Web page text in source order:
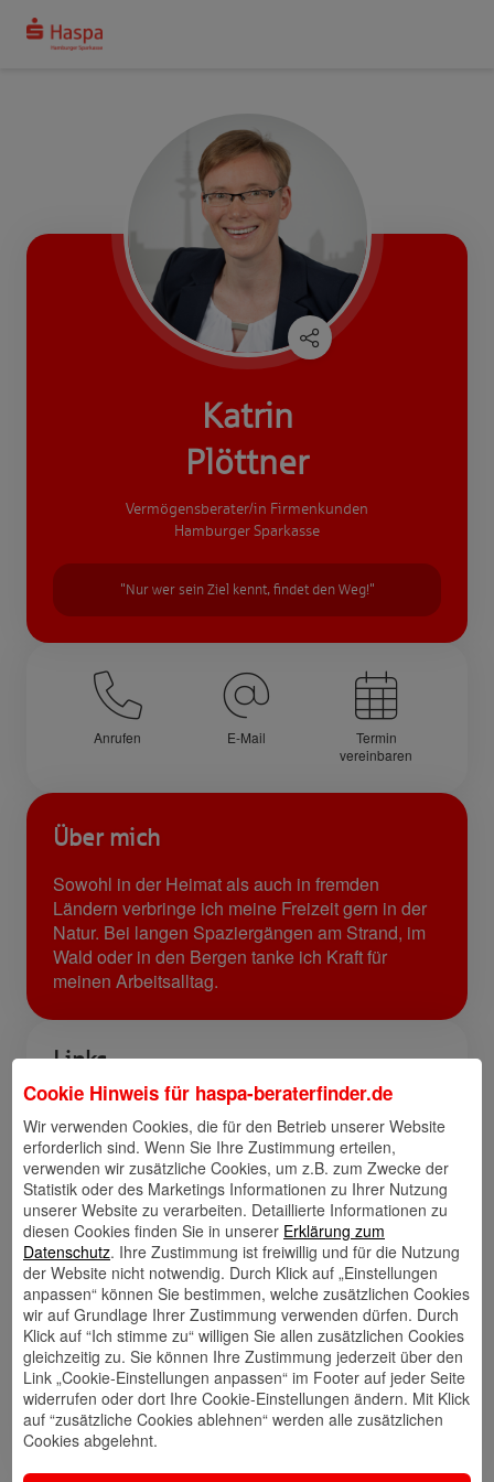
Katrin
Plöttner
Vermögensberater/in Firmenkunden
Hamburger Sparkasse
"Nur wer sein Ziel kennt, findet den Weg!"
Anrufen E-Mail
Termin
vereinbaren
Über mich
Sowohl in der Heimat als auch in fremden
Ländern verbringe ich meine Freizeit gern in der
Natur. Bei langen Spaziergängen am Strand, im
Wald oder in den Bergen tanke ich Kraft für
meinen Arbeitsalltag.
Links
Kontakt
speichern
Walletkarte
hinzufügen
Rückrufwunsch
Website
🎊 Haspa-
Veranstaltungen
🎯 Service-
Center
🎁 Kunden
werben
Kunden
Cookie Hinweis für haspa-beraterfinder.de
Wir verwenden Cookies, die für den Betrieb unserer Website
erforderlich sind. Wenn Sie Ihre Zustimmung erteilen,
verwenden wir zusätzliche Cookies, um z.B. zum Zwecke der
Statistik oder des Marketings Informationen zu Ihrer Nutzung
unserer Website zu verarbeiten. Detaillierte Informationen zu
diesen Cookies finden Sie in unserer Erklärung zum
Datenschutz. Ihre Zustimmung ist freiwillig und für die Nutzung
der Website nicht notwendig. Durch Klick auf „Einstellungen
anpassen“ können Sie bestimmen, welche zusätzlichen Cookies
wir auf Grundlage Ihrer Zustimmung verwenden dürfen. Durch
Klick auf “Ich stimme zu“ willigen Sie allen zusätzlichen Cookies
gleichzeitig zu. Sie können Ihre Zustimmung jederzeit über den
Link „Cookie-Einstellungen anpassen“ im Footer auf jeder Seite
widerrufen oder dort Ihre Cookie-Einstellungen ändern. Mit Klick
auf “zusätzliche Cookies ablehnen“ werden alle zusätzlichen
Cookies abgelehnt.